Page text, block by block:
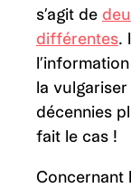
s’agit de
différentes.
la
décennies
fait le cas !
Concernant